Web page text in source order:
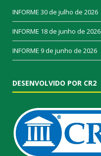
INFORME 30 de julho de 2026
INFORME 18 de junho de 2026
INFORME 9 de junho de 2026
DESENVOLVIDO POR CR2